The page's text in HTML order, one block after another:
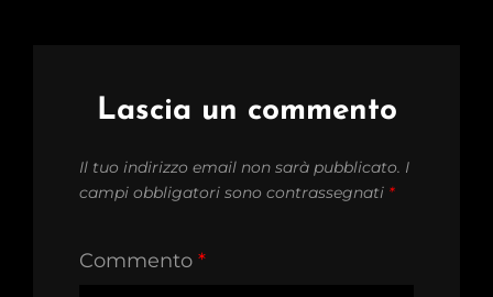
Lascia un commento
Il tuo indirizzo email non sarà pubblicato. I
campi obbligatori sono contrassegnati *
Commento *